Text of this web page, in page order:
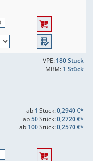
VPE: 180 Stück
MBM: 1 Stück
ab 1 Stück:0,2940 €*
ab50Stück:0,2720 €*
ab 100Stück:0,2570 €*